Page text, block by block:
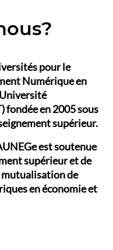
pour le
Numérique en
fondée en 2005 sous
supérieur.
est soutenue
supérieur et de
mutualisation de
en économie et